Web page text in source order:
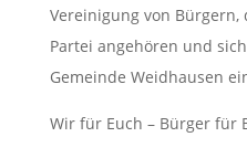
Vereinigung von
Partei angehören und
Gemeinde Weidhausen
Wir für Euch – Bürger für